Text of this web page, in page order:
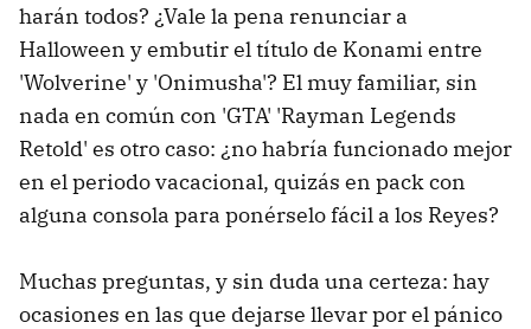
harán todos? ¿Vale la pena renunciar a
Halloween y embutir el título de Konami entre
'Wolverine' y 'Onimusha'? El muy familiar, sin
nada en común con 'GTA' 'Rayman Legends
Retold' es otro caso: ¿no habría funcionado mejor
en el periodo vacacional, quizás en pack con
alguna consola para ponérselo fácil a los Reyes?
Muchas preguntas, y sin duda una certeza: hay
ocasiones en las que dejarse llevar por el pánico